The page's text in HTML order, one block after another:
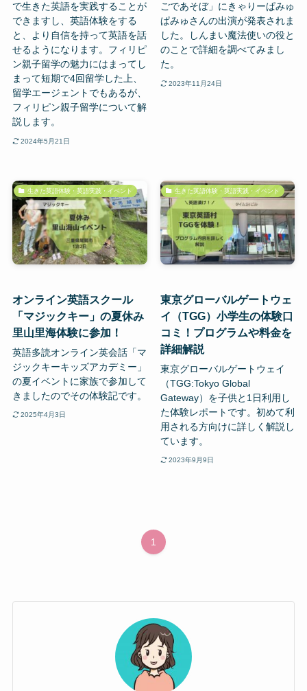
で生きた英語を実践することが
できますし、英語体験をする
と、より自信を持って英語を話
せるようになります。フィリピ
ン親子留学の魅力にはまってし
まって短期で4回留学した上、
留学エージェントでもあるが、
フィリピン親子留学について解
説します。
2024年5月21日
ごであそぼ」にきゃりーぱみゅ
ぱみゅさんの出演が発表されま
した。しんまい魔法使いの役と
のことで詳細を調べてみまし
た。
2023年11月24日
生きた英語体験・英語実践・イベント
オンライン英語スクール
「マジックキー」の夏休み
里山里海体験に参加！
英語多読オンライン英会話「マ
ジックキーキッズアカデミー」
の夏イベントに家族で参加して
きましたのでその体験記です。
2025年4月3日
生きた英語体験・英語実践・イベント
東京グローバルゲートウェ
イ（TGG）小学生の体験口
コミ！プログラムや料金を
詳細解説
東京グローバルゲートウェイ
（TGG:Tokyo Global
Gateway）を子供と1日利用し
た体験レポートです。初めて利
用される方向けに詳しく解説し
ています。
2023年9月9日
1